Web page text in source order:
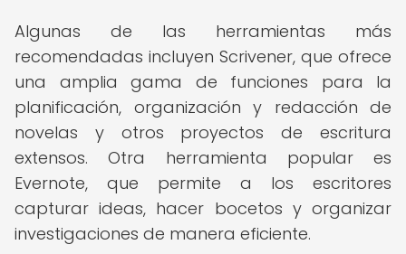
Algunas de las herramientas más
recomendadas incluyen Scrivener, que ofrece
una amplia gama de funciones para la
planificación, organización y redacción de
novelas y otros proyectos de escritura
extensos. Otra herramienta popular es
Evernote, que permite a los escritores
capturar ideas, hacer bocetos y organizar
investigaciones de manera eficiente.